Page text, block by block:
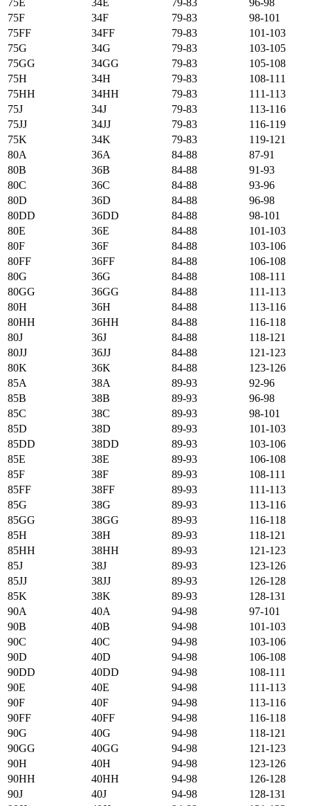
75F
34F 79-83
98-101
75FF
34FF 79-83
101-103
75G
34G 79-83
103-105
75GG
34GG 79-83
105-108
75H
34H 79-83
108-111
75HH
34HH 79-83
111-113
75J
34J 79-83
113-116
75JJ
34JJ 79-83
116-119
75K
34K 79-83
119-121
80А
36А 84-88
87-91
80B
36B 84-88
91-93
80C
36C 84-88
93-96
80D
36D 84-88
96-98
80DD
36DD 84-88
98-101
80E
36E 84-88
101-103
80F
36F 84-88
103-106
80FF
36FF 84-88
106-108
80G
36G 84-88
108-111
80GG
36GG 84-88
111-113
80H
36H 84-88
113-116
80HH
36HH 84-88
116-118
80J
36J 84-88
118-121
80JJ
36JJ 84-88
121-123
80K
36K 84-88
123-126
85А
38А 89-93
92-96
85B
38B 89-93
96-98
85C
38C 89-93
98-101
85D
38D 89-93
101-103
85DD
38DD 89-93
103-106
85E
38E 89-93
106-108
85F
38F 89-93
108-111
85FF
38FF 89-93
111-113
85G
38G 89-93
113-116
85GG
38GG 89-93
116-118
85H
38H 89-93
118-121
85HH
38HH 89-93
121-123
85J
38J 89-93
123-126
85JJ
38JJ 89-93
126-128
85K
38K 89-93
128-131
90А
40А 94-98
97-101
90B
40B 94-98
101-103
90C
40C 94-98
103-106
90D
40D 94-98
106-108
90DD
40DD 94-98
108-111
90E
40E 94-98
111-113
90F
40F 94-98
113-116
90FF
40FF 94-98
116-118
90G
40G 94-98
118-121
90GG
40GG 94-98
121-123
90H
40H 94-98
123-126
90HH
40HH 94-98
126-128
90J
40J 94-98
128-131